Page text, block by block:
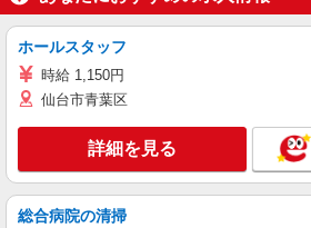
ホールスタッフ
時給 1,150円
仙台市青葉区
詳細を見る
総合病院の清掃